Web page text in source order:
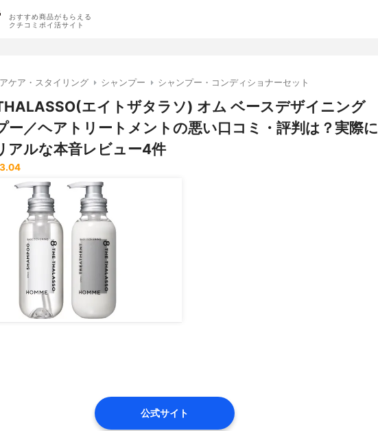
おすすめ商品がもらえる
クチコミポイ活サイト
ケア・スタイリング シャンプー シャンプー・コンディショナーセット
エイトザタラソ) オム ベースデザイニング
ー／ヘアトリートメントの悪い口コミ・評判は？実際に
アルな本音レビュー4件
3.04
公式サイト